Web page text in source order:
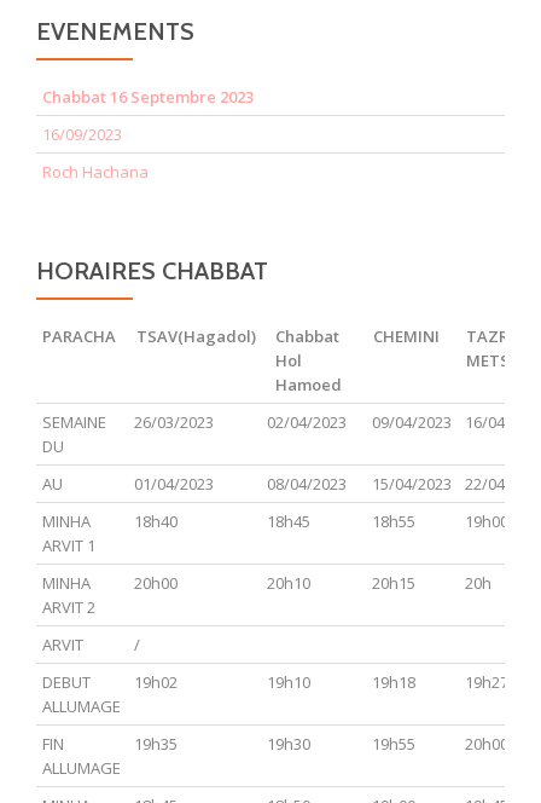
EVENEMENTS
Chabbat 16 Septembre 2023
16/09/2023
Roch Hachana
HORAIRES CHABBAT
PARACHA TSAV(Hagadol)
Chabbat
Hol
Hamoed
CHEMINI
TAZRIA
PARACHA TSAV(Hagadol)
Chabbat
Hamoed
CHEMINI
TAZRIA
SEMAINE
DU
26/03/2023 02/04/2023 09/04/2023 16/04/
AU 01/04/2023 08/04/2023 15/04/2023
22/04/
MINHA
ARVIT 1
18h40 18h45 18h55 19h00
MINHA
ARVIT 2
20h00 20h10 20h15 20h
ARVIT
/
DEBUT
ALLUMAGE
19h02 19h10 19h18 19h27
FIN
ALLUMAGE
19h35 19h30 19h55 20h00